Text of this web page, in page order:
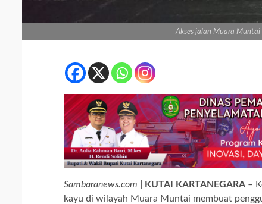
Akses jalan Muara Muntai
Sambaranews.com | KUTAI KARTANEGARA –
kayu di wilayah Muara Muntai membuat